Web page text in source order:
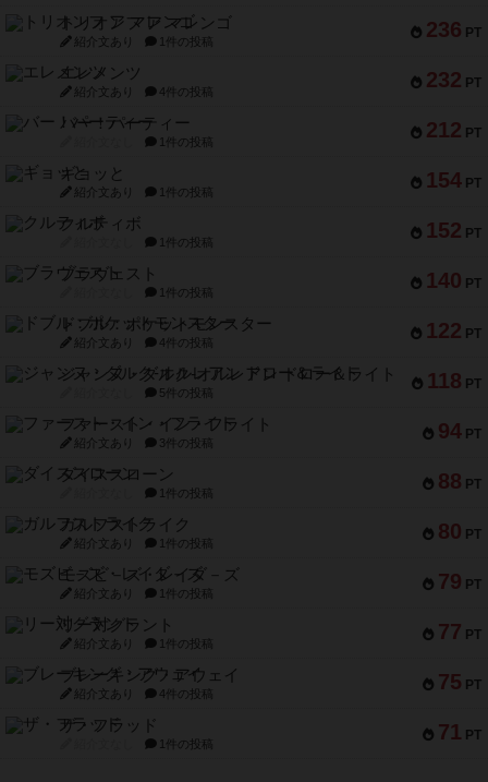
236 PT
トリオンフ ア マレンゴ
紹介文あり 1件の投稿
232 PT
エレメンツ
紹介文あり 4件の投稿
212 PT
バー！パーティー
1件の投稿
154 PT
ギョッと
紹介文あり 1件の投稿
152 PT
クルティボ
1件の投稿
140 PT
ブラヴェスト
1件の投稿
122 PT
ドブル：ポケットモンスター
紹介文あり 4件の投稿
118 PT
ジャンヌ・ダルク-オルレアン ドロー＆ライト
5件の投稿
94 PT
ファースト・イン・フライト
紹介文あり 3件の投稿
88 PT
ダイススローン
1件の投稿
80 PT
ガルフストライク
紹介文あり 1件の投稿
79 PT
モズビ－ズ・レイダ－ズ
紹介文あり 1件の投稿
77 PT
リー対グラント
紹介文あり 1件の投稿
75 PT
ブレーキング・アウェイ
紹介文あり 4件の投稿
71 PT
ザ・フラッド
1件の投稿